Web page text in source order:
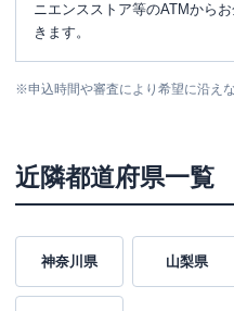
ニエンスストア等のATMから
きます。
※申込時間や審査により希望に沿え
近隣都道府県一覧
神奈川県 山梨県